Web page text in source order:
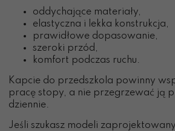
oddychające materiały,
elastyczna i lekka konstrukcja,
prawidłowe dopasowanie,
szeroki przód,
komfort podczas ruchu.
Kapcie do przedszkola powinny
pracę stopy, a nie przegrzewać ją
dziennie.
Jeśli szukasz modeli